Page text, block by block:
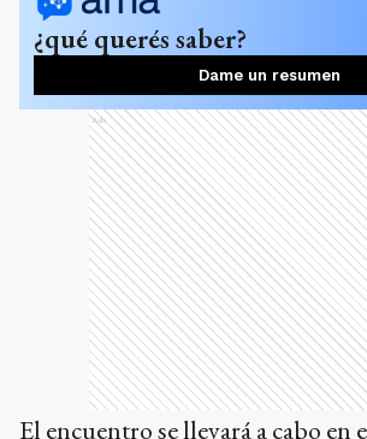
¿qué querés saber?
Dame un resumen
Ads
El encuentro se llevará a cabo en